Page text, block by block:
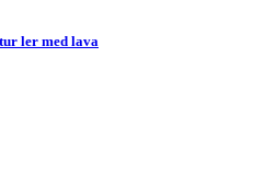
ler med lava